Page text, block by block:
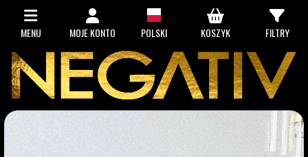
MENU MOJE KONTO POLSKI KOSZYK FILTRY